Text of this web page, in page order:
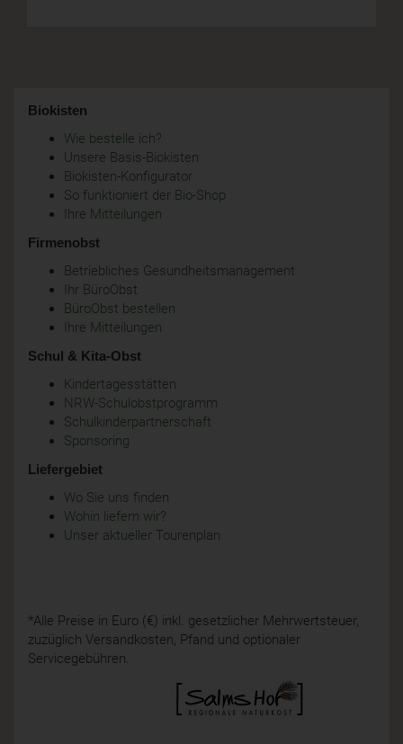
Biokisten
Wie bestelle ich?
Unsere Basis-Biokisten
Biokisten-Konfigurator
So funktioniert der Bio-Shop
Ihre Mitteilungen
Firmenobst
Betriebliches Gesundheitsmanagement
Ihr BüroObst
BüroObst bestellen
Ihre Mitteilungen
Schul & Kita-Obst
Kindertagesstätten
NRW-Schulobstprogramm
Schulkinderpartnerschaft
Sponsoring
Liefergebiet
Wo Sie uns finden
Wohin liefern wir?
Unser aktueller Tourenplan
*Alle Preise in Euro (€) inkl. gesetzlicher Mehrwertsteuer,
zuzüglich Versandkosten, Pfand und optionaler
Servicegebühren.